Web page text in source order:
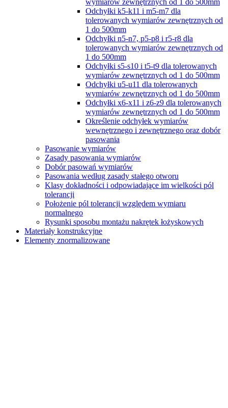
Odchyłki k5-k11 i m5-m7 dla
tolerowanych wymiarów zewnętrznych od
1 do 500mm
Odchyłki n5-n7, p5-p8 i r5-r8 dla
tolerowanych wymiarów zewnętrznych od
1 do 500mm
Odchyłki s5-s10 i t5-t9 dla tolerowanych
wymiarów zewnętrznych od 1 do 500mm
Odchyłki u5-u11 dla tolerowanych
wymiarów zewnętrznych od 1 do 500mm
Odchyłki x6-x11 i z6-z9 dla tolerowanych
wymiarów zewnętrznych od 1 do 500mm
Określenie odchyłek wymiarów
wewnętrznego i zewnętrznego oraz dobór
pasowania
Pasowanie wymiarów
Zasady pasowania wymiarów
Dobór pasowań wymiarów
Pasowania według zasady stałego otworu
Klasy dokładności i odpowiadające im wielkości pól
tolerancji
Położenie pól tolerancji względem wymiaru
normalnego
Rysunki sposobu montażu nakrętek łożyskowych
Materiały konstrukcyjne
Elementy znormalizowane